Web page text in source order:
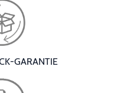
GARANTIE